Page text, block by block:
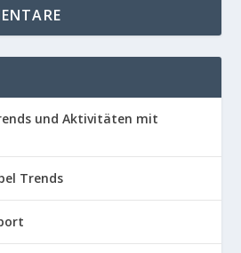
und Aktivitäten mit
Trends